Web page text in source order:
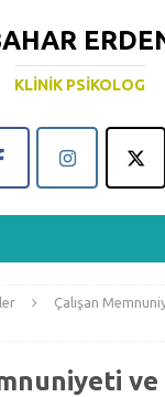
KLINIK PSIKOLOG
Çalışan